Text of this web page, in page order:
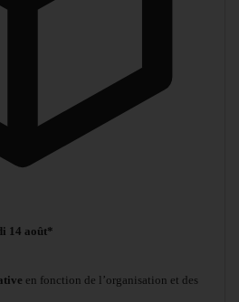
14 août*
en fonction de l’organisation et des